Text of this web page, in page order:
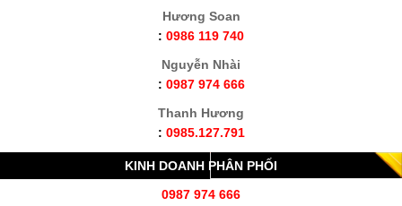
Hương Soan
: 0986 119 740
Nguyễn Nhài
: 0987 974 666
Thanh Hương
: 0985.127.791
KINH DOANH PHÂN PHỐI
0987 974 666